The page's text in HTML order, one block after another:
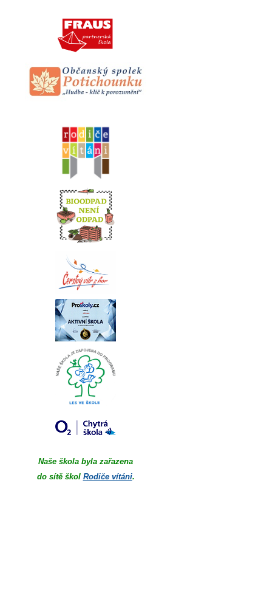
Naše škola byla zařazena
do sítě škol Rodiče vítáni.